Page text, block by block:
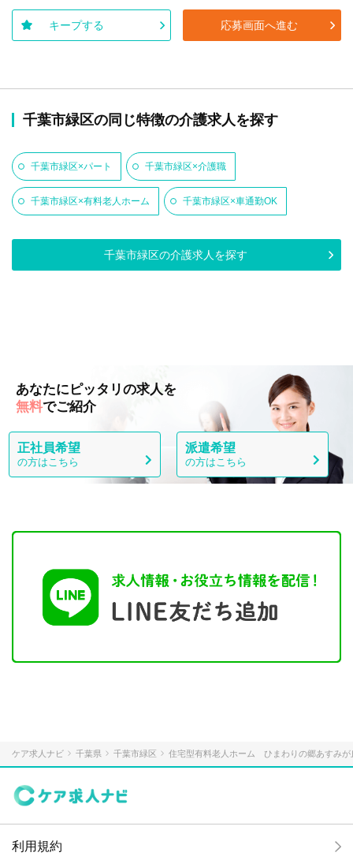
キープする 応募画面へ進む
千葉市緑区の同じ特徴の介護求人を探す
千葉市緑区×パート 千葉市緑区×介護職
千葉市緑区×有料老人ホーム 千葉市緑区×車通勤OK
千葉市緑区の介護求人を探す
あなたにピッタリの求人を
無料でご紹介
正社員希望
の方はこちら
派遣希望
の方はこちら
ケア求人ナビ 千葉県 千葉市緑区 住宅型有料老人ホーム ひまわりの郷あすみが
利用規約